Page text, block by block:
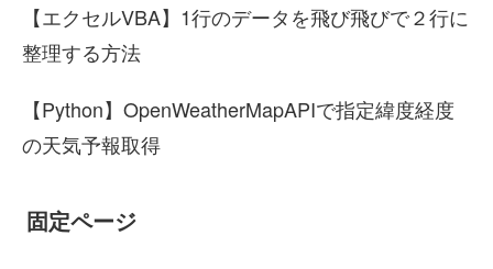
【エクセルVBA】1行のデータを飛び飛びで２行に
整理する方法
【Python】OpenWeatherMapAPIで指定緯度経度
の天気予報取得
固定ページ